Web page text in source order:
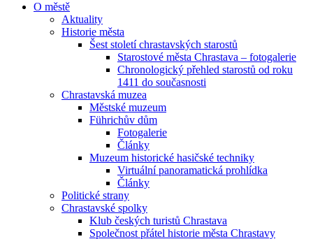
O městě
Aktuality
Historie města
Šest století chrastavských starostů
Starostové města Chrastava – fotogalerie
Chronologický přehled starostů od roku
1411 do současnosti
Chrastavská muzea
Městské muzeum
Führichův dům
Fotogalerie
Články
Muzeum historické hasičské techniky
Virtuální panoramatická prohlídka
Články
Politické strany
Chrastavské spolky
Klub českých turistů Chrastava
Společnost přátel historie města Chrastavy